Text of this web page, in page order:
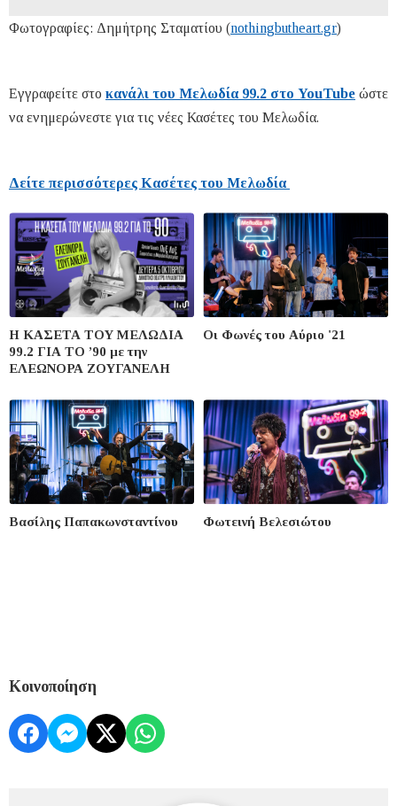
Φωτογραφίες: Δημήτρης Σταματίου (nothingbutheart.gr)
Εγγραφείτε στο κανάλι του Μελωδία 99.2 στο YouTube ώστε
να ενημερώνεστε για τις νέες Κασέτες του Μελωδία.
Δείτε περισσότερες Κασέτες του Μελωδία
Η ΚΑΣΕΤΑ ΤΟΥ ΜΕΛΩΔΙΑ
99.2 ΓΙΑ ΤΟ ’90 με την
ΕΛΕΩΝΟΡΑ ΖΟΥΓΑΝΕΛΗ
Οι Φωνές του Αύριο '21
Βασίλης Παπακωνσταντίνου Φωτεινή Βελεσιώτου
Κοινοποίηση